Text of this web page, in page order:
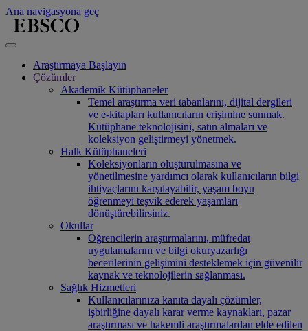
Ana navigasyona geç
Araştırmaya Başlayın
Çözümler
Akademik Kütüphaneler
Temel araştırma veri tabanlarını, dijital dergileri
ve e-kitapları kullanıcıların erişimine sunmak.
Kütüphane teknolojisini, satın almaları ve
koleksiyon geliştirmeyi yönetmek.
Halk Kütüphaneleri
Koleksiyonların oluşturulmasına ve
yönetilmesine yardımcı olarak kullanıcıların bilgi
ihtiyaçlarını karşılayabilir, yaşam boyu
öğrenmeyi teşvik ederek yaşamları
dönüştürebilirsiniz.
Okullar
Öğrencilerin araştırmalarını, müfredat
uygulamalarını ve bilgi okuryazarlığı
becerilerinin gelişimini desteklemek için güvenilir
kaynak ve teknolojilerin sağlanması.
Sağlık Hizmetleri
Kullanıcılarınıza kanıta dayalı çözümler,
işbirliğine dayalı karar verme kaynakları, pazar
araştırması ve hakemli araştırmalardan elde edilen